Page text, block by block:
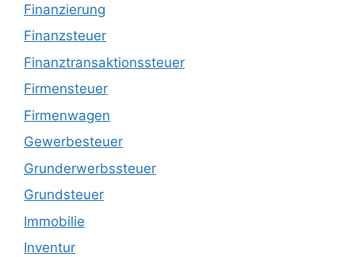
Finanzierung
Finanzsteuer
Finanztransaktionssteuer
Firmensteuer
Firmenwagen
Gewerbesteuer
Grunderwerbssteuer
Grundsteuer
Immobilie
Inventur